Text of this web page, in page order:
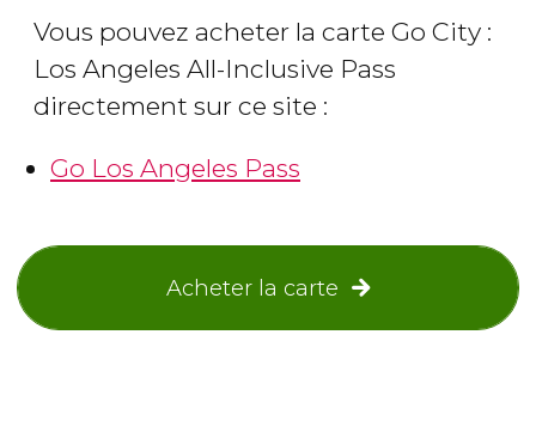
Vous pouvez acheter la carte Go City :
Los Angeles All-Inclusive Pass
directement sur ce site :
Go Los Angeles Pass
Acheter la carte